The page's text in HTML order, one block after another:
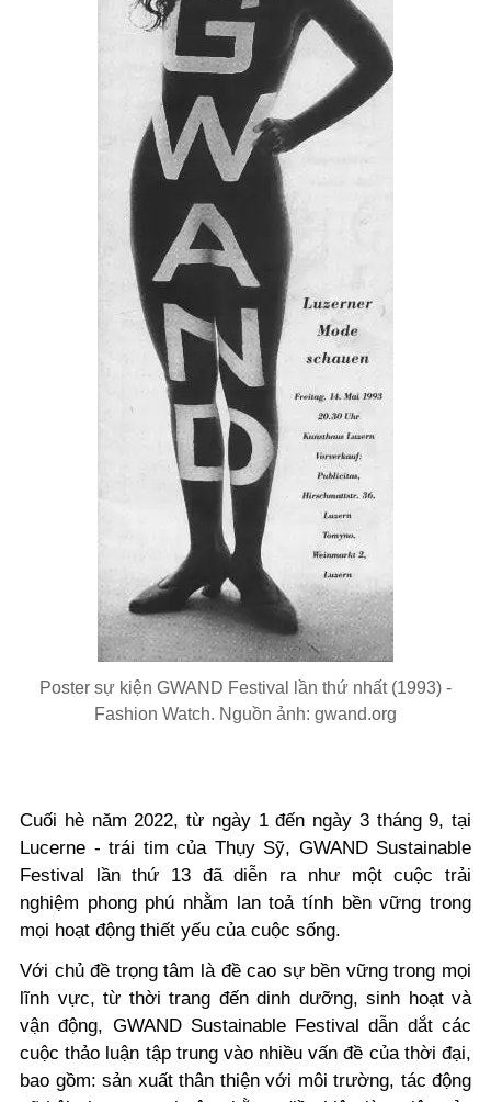
Poster sự kiện GWAND Festival lần thứ nhất (1993) -
Fashion Watch. Nguồn ảnh: gwand.org
Cuối hè năm 2022, từ ngày 1 đến ngày 3 tháng 9, tại
Lucerne - trái tim của Thụy Sỹ, GWAND Sustainable
Festival lần thứ 13 đã diễn ra như một cuộc trải
nghiệm phong phú nhằm lan toả tính bền vững trong
mọi hoạt động thiết yếu của cuộc sống.
Với chủ đề trọng tâm là đề cao sự bền vững trong mọi
lĩnh vực, từ thời trang đến dinh dưỡng, sinh hoạt và
vận động, GWAND Sustainable Festival dẫn dắt các
cuộc thảo luận tập trung vào nhiều vấn đề của thời đại,
bao gồm: sản xuất thân thiện với môi trường, tác động